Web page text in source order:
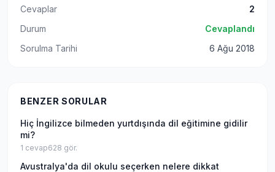
Cevaplar
2
Durum
Cevaplandı
Sorulma Tarihi
6 Ağu 2018
BENZER SORULAR
Hiç İngilizce bilmeden yurtdışında dil eğitimine gidilir
mi?
1 cevap628 gör.
Avustralya'da dil okulu seçerken nelere dikkat